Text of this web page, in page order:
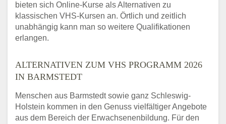
bieten sich Online-Kurse als Alternativen zu
klassischen VHS-Kursen an. Örtlich und zeitlich
unabhängig kann man so weitere Qualifikationen
erlangen.
ALTERNATIVEN ZUM VHS PROGRAMM 2026
IN BARMSTEDT
Menschen aus Barmstedt sowie ganz Schleswig-
Holstein kommen in den Genuss vielfältiger Angebote
aus dem Bereich der Erwachsenenbildung. Für den